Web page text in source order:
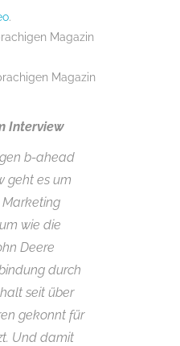
.
Magazin
Magazin
Interview
b-ahead
geht es um
wie die
Deere
durch
seit über
gekonnt für
Und damit